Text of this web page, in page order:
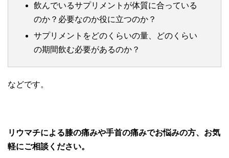
飲んでいるサプリメントが体質に合っている
のか？必要なのか役に立つのか？
サプリメントをどのくらいの量、どのくらい
の期間飲む必要があるのか？
などです。
リウマチによる膝の痛みや手首の痛みでお悩みの方、お気
軽にご相談ください。